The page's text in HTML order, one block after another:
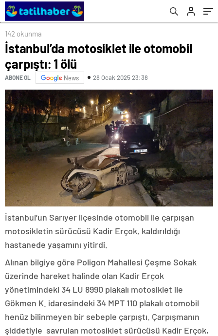
142 okunma
İstanbul’da motosiklet ile otomobil
çarpıştı: 1 ölü
ABONE OL News 28 Ocak 2025 23:38
İstanbul’un Sarıyer ilçesinde otomobil ile çarpışan
motosikletin sürücüsü Kadir Erçok, kaldırıldığı
hastanede yaşamını yitirdi.
Alınan bilgiye göre Poligon Mahallesi Çeşme Sokak
üzerinde hareket halinde olan Kadir Erçok
yönetimindeki 34 LU 8990 plakalı motosiklet ile
Gökmen K. idaresindeki 34 MPT 110 plakalı otomobil
henüz bilinmeyen bir sebeple çarpıştı. Çarpışmanın
şiddetiyle savrulan motosiklet sürücüsü Kadir Erçok,